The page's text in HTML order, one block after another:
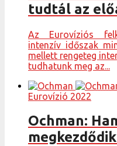
tudtál az
Az Eurovíziós
intenzív időszak
mellett rengeteg
tudhatunk meg az...
Eurovízió 2022
Ochman: